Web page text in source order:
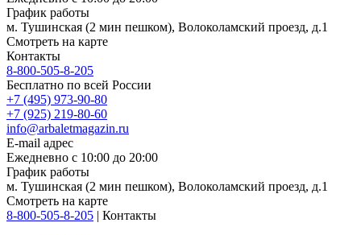
График работы
м. Тушинская (2 мин пешком), Волоколамский проезд, д.1
Смотреть на карте
Контакты
8-800-505-8-205
Бесплатно по всей России
+7 (495) 973-90-80
+7 (925) 219-80-60
info@arbaletmagazin.ru
E-mail адрес
Ежедневно с 10:00 до 20:00
График работы
м. Тушинская (2 мин пешком), Волоколамский проезд, д.1
Смотреть на карте
8-800-505-8-205 | Контакты